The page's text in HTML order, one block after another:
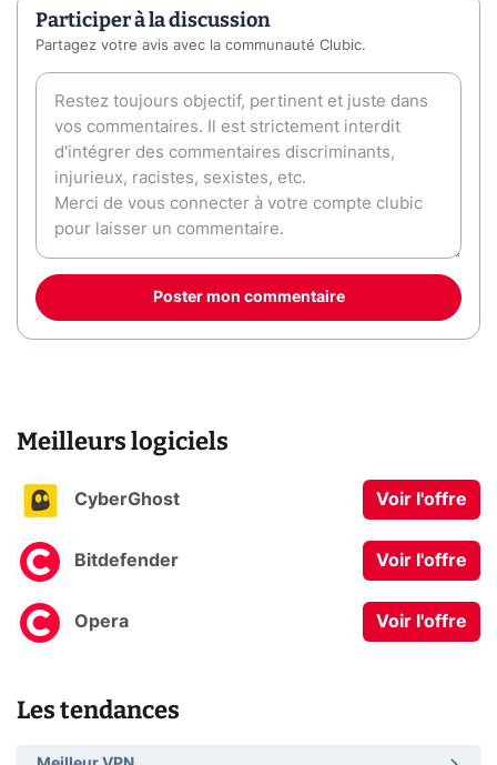
Participer à la discussion
Partagez votre avis avec la communauté Clubic.
Poster mon commentaire
Meilleurs logiciels
CyberGhost Voir l'offre
Bitdefender Voir l'offre
Opera Voir l'offre
Les tendances